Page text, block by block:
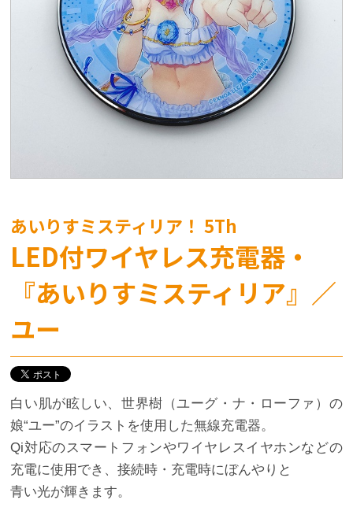
あいりすミスティリア！ 5Th
LED付ワイヤレス充電器・
『あいりすミスティリア』／
ユー
白い肌が眩しい、世界樹（ユーグ・ナ・ローファ）の
娘“ユー”のイラストを使用した無線充電器。
Qi対応のスマートフォンやワイヤレスイヤホンなどの
充電に使用でき、接続時・充電時にぼんやりと
青い光が輝きます。